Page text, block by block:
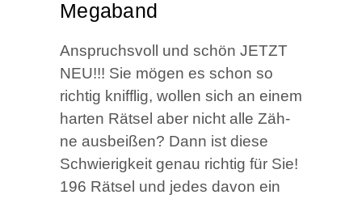
Megaband
Anspruchs­voll und schön JETZT
NEU!!! Sie mögen es schon so
rich­tig kniff­lig, wol­len sich an einem
har­ten Rät­sel aber nicht alle Zäh­
ne aus­bei­ßen? Dann ist die­se
Schwie­rig­keit genau rich­tig für Sie!
196 Rät­sel und jedes davon ein